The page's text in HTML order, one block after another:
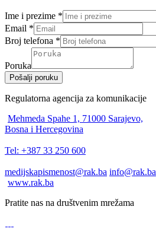
Ime i prezime *
Email *
Broj telefona *
Poruka
Pošalji poruku
Regulatorna agencija za komunikacije
Mehmeda Spahe 1, 71000 Sarajevo,
Bosna i Hercegovina
Tel: +387 33 250 600
medijskapismenost@rak.ba info@rak.ba
www.rak.ba
Pratite nas na društvenim mrežama